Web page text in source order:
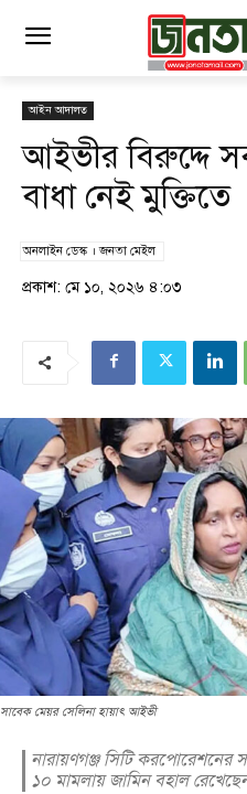
আইন আদালত
আইভীর বিরুদ্দে
বাধা নেই মুক্তিতে
অনলাইন ডেস্ক । জনতা মেইল
প্রকাশ: মে ১০, ২০২৬ ৪:০৩
সাবেক মেয়র সেলিনা হায়াৎ আইভী
নারায়ণগঞ্জ সিটি করপোরেশনের
১০ মামলায় জামিন বহাল